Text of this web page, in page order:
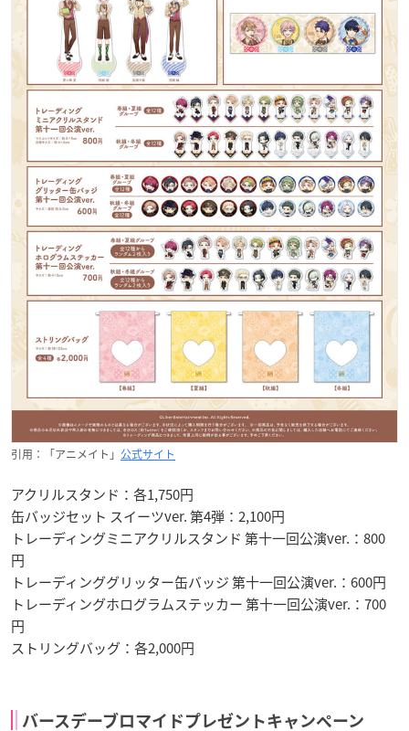
引用：「アニメイト」 公式サイト
アクリルスタンド：各1,750円
缶バッジセット スイーツver. 第4弾：2,100円
トレーディングミニアクリルスタンド 第十一回公演ver.：800
円
トレーディンググリッター缶バッジ 第十一回公演ver.：600円
トレーディングホログラムステッカー 第十一回公演ver.：700
円
ストリングバッグ：各2,000円
バースデーブロマイドプレゼントキャンペーン